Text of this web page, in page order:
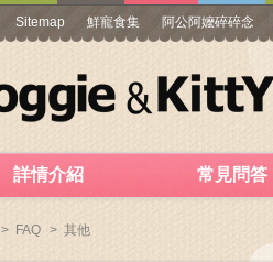
Sitemap 鮮寵食集 阿公阿嬤碎碎念
詳情介紹 常見問答
> FAQ > 其他